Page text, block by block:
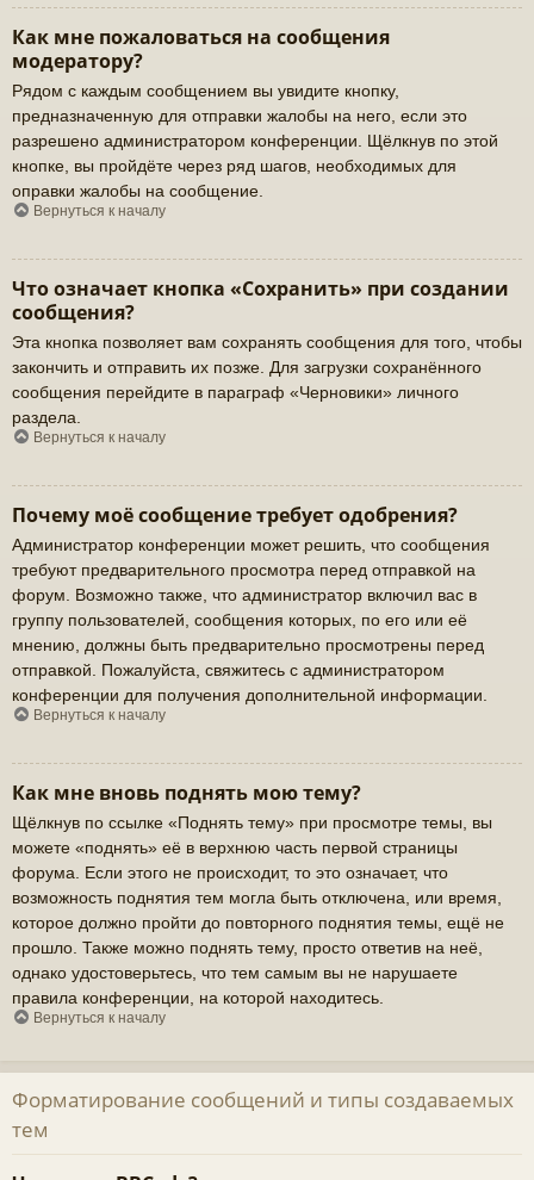
Как мне пожаловаться на сообщения
модератору?
Рядом с каждым сообщением вы увидите кнопку,
предназначенную для отправки жалобы на него, если это
разрешено администратором конференции. Щёлкнув по этой
кнопке, вы пройдёте через ряд шагов, необходимых для
оправки жалобы на сообщение.
Вернуться к началу
Что означает кнопка «Сохранить» при создании
сообщения?
Эта кнопка позволяет вам сохранять сообщения для того, чтобы
закончить и отправить их позже. Для загрузки сохранённого
сообщения перейдите в параграф «Черновики» личного
раздела.
Вернуться к началу
Почему моё сообщение требует одобрения?
Администратор конференции может решить, что сообщения
требуют предварительного просмотра перед отправкой на
форум. Возможно также, что администратор включил вас в
группу пользователей, сообщения которых, по его или её
мнению, должны быть предварительно просмотрены перед
отправкой. Пожалуйста, свяжитесь с администратором
конференции для получения дополнительной информации.
Вернуться к началу
Как мне вновь поднять мою тему?
Щёлкнув по ссылке «Поднять тему» при просмотре темы, вы
можете «поднять» её в верхнюю часть первой страницы
форума. Если этого не происходит, то это означает, что
возможность поднятия тем могла быть отключена, или время,
которое должно пройти до повторного поднятия темы, ещё не
прошло. Также можно поднять тему, просто ответив на неё,
однако удостоверьтесь, что тем самым вы не нарушаете
правила конференции, на которой находитесь.
Вернуться к началу
Форматирование сообщений и типы создаваемых
тем